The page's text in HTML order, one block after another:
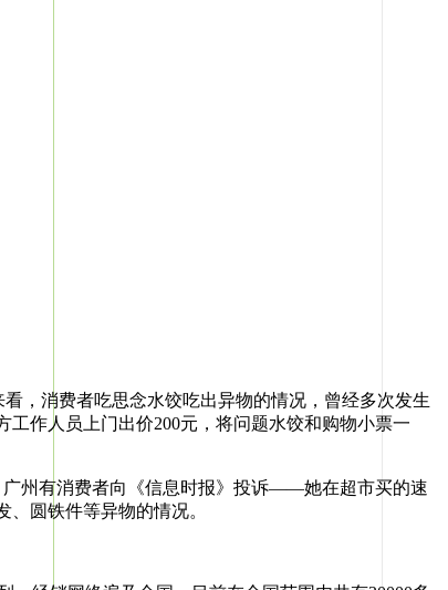
，消费者吃思念水饺吃出异物的情况，曾经多次发生
作人员上门出价200元，将问题水饺和购物小票一
州有消费者向《信息时报》投诉——她在超市买的速
圆铁件等异物的情况。